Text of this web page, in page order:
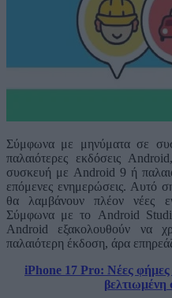
Σύμφωνα με μηνύματα σε
παλαιότερες εκδόσεις
συσκευή με Android 9 ή
επόμενες ενημερώσεις. Αυτό
θα λαμβάνουν πλέον νέες
Σύμφωνα με το Android
Android εξακολουθούν να
παλαιότερη έκδοση, άρα
iPhone 17 Pro: Νέες φήμες
βελτιωμένη